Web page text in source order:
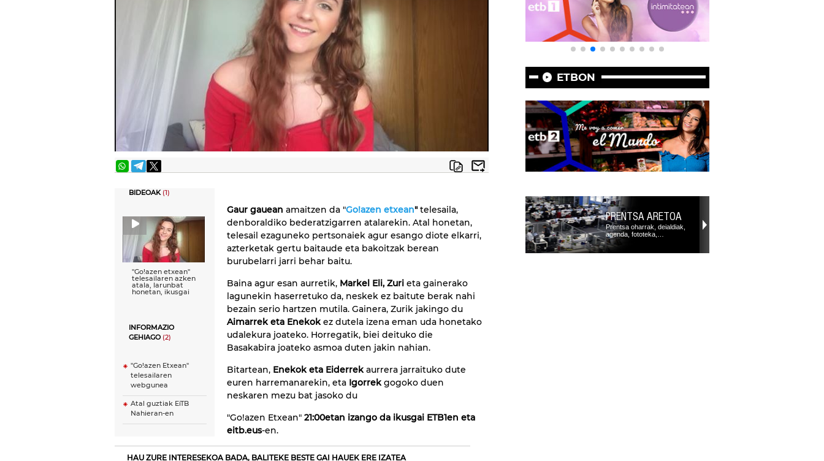
BIDEOAK(1)
''Go!azen etxean''
telesailaren azken
atala, larunbat
honetan, ikusgai
INFORMAZIO
GEHIAGO(2)
"Go!azen Etxean"
telesailaren
webgunea
Atal guztiak EiTB
Nahieran-en
Gaur gauean amaitzen da "Go!azen etxean"telesaila,
denboraldiko bederatzigarren atalarekin. Atal honetan,
telesail ezaguneko pertsonaiek agur esango diote elkarri,
azterketak gertu baitaude eta bakoitzak berean
burubelarri jarri behar baitu.
Baina agur esan aurretik, Markel Eli, Zuri eta gainerako
lagunekin haserretuko da, neskek ez baitute berak nahi
bezain serio hartzen mutila. Gainera, Zurik jakingo du
Aimarrek eta Enekokez dutela izena eman uda honetako
udalekura joateko. Horregatik, biei deituko die
Basakabira joateko asmoa duten jakin nahian.
Bitartean, Enekok eta Eiderrekaurrera jarraituko dute
euren harremanarekin, eta Igorrekgogoko duen
neskaren mezu bat jasoko du
"Go!azen Etxean" 21:00etan izango da ikusgai ETB1en eta
eitb.eus-en.
HAU ZURE INTERESEKOA BADA, BALITEKE BESTE GAI HAUEK ERE IZATEA
ETBON
PRENTSA ARETOA
Prentsa oharrak, deialdiak,
agenda, fototeka,…